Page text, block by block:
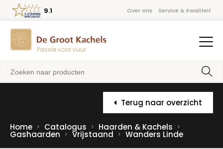
Over ons Service & Kwaliteit
Passie voor vuur
9.1
Terug naar overzicht
Home Catalogus Haarden & Kachels
Gashaarden Vrijstaand Wanders Linde